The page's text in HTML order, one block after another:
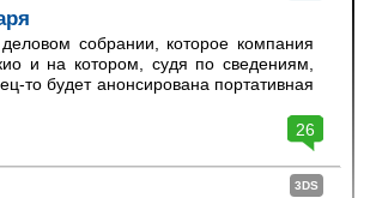
собрании, которое компания
и на котором, судя по сведениям,
то будет анонсирована портативная
26
3DS